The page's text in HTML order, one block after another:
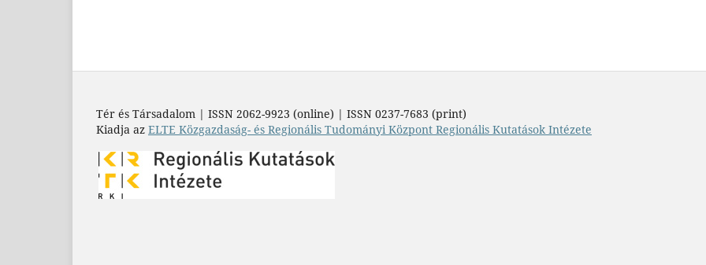
Tér és Társadalom | ISSN 2062-9923 (online) | ISSN 0237-7683 (print)
Kiadja az ELTE Közgazdaság- és Regionális Tudományi Központ Regionális Kutatások Intézete